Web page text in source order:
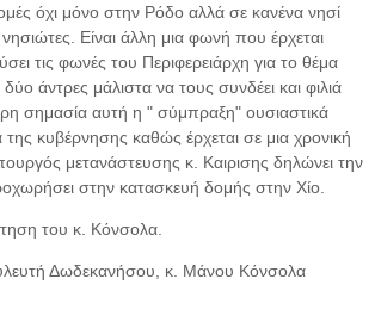
όχι μόνο στην Ρόδο αλλά σε κανένα νησί
νησιώτες. Είναι άλλη μια φωνή που έρχεται
τις φωνές του Περιφερειάρχη για το θέμα
άντρες μάλιστα να τους συνδέει και φιλιά
σημασία αυτή η " σύμπραξη" ουσιαστικά
της κυβέρνησης καθώς έρχεται σε μια χρονική
μετανάστευσης κ. Καιρισης δηλώνει την
στην κατασκευή δομής στην Χίο.
του κ. Κόνσολα.
Δωδεκανήσου, κ. Μάνου Κόνσολα